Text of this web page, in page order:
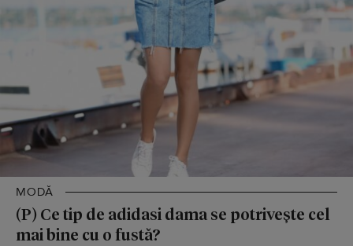
MODĂ
(P) Ce tip de adidasi dama se potrivește cel
mai bine cu o fustă?